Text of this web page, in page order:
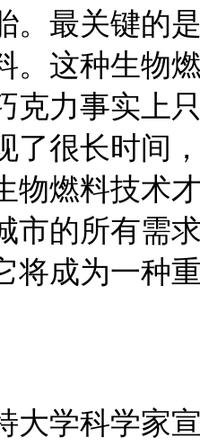
。最关键的
。这种生物
克力事实上
了很长时间
物燃料技术
市的所有需
将成为一种
学科学家宣